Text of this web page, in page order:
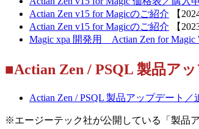
Actian Zen v15 for Magicのご紹介
【
Actian Zen v15 for Magicのご紹介 【
Magic xpa 開発用 Actian Zen for
■Actian Zen / PSQL 製品ア
Actian Zen / PSQL 製品アップデート
※エージーテック社が公開している「製品